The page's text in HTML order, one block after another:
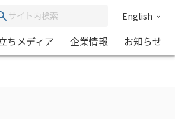
English
ちメディア 企業情報 お知らせ